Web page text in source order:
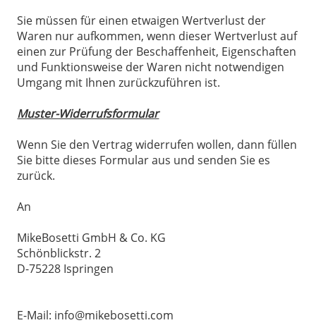
Sie müssen für einen etwaigen Wertverlust der
Waren nur aufkommen, wenn dieser Wertverlust auf
einen zur Prüfung der Beschaffenheit, Eigenschaften
und Funktionsweise der Waren nicht notwendigen
Umgang mit Ihnen zurückzuführen ist.
Muster-Widerrufsformular
Wenn Sie den Vertrag widerrufen wollen, dann füllen
Sie bitte dieses Formular aus und senden Sie es
zurück.
An
MikeBosetti GmbH & Co. KG
Schönblickstr. 2
D-75228 Ispringen
E-Mail: info@mikebosetti.com